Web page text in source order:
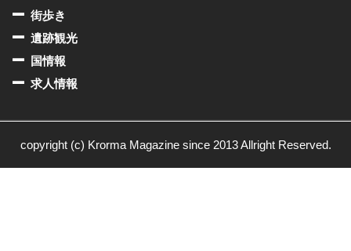
街歩き
遺跡観光
国情報
求人情報
copyright (c) Krorma Magazine since 2013 Allright Reserved.